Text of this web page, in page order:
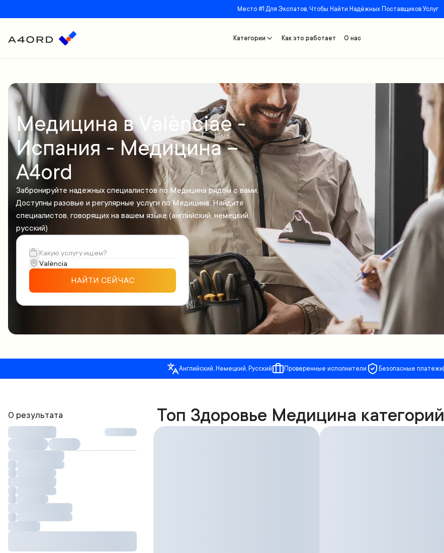
Место #1 Для Экспатов, Чтобы Найти Надёжных Поставщиков Услуг
Категории Как это работает О нас
Медицина в Valènciaе -
Испания - Медицина –
A4ord
Забронируйте надежных специалистов по Медицина рядом с вами.
Доступны разовые и регулярные услуги по Медицина. Найдите
специалистов, говорящих на вашем языке (английский, немецкий,
русский)
НАЙТИ СЕЙЧАС
Английский, Немецкий, Русский Проверенные исполнители Безопасные платежи
0 результата Топ Здоровье Медицина категорий